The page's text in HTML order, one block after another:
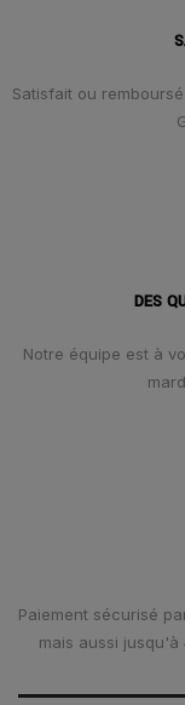
Satisfait ou
DES
Notre équipe est à
Paiement sécurisé
mais aussi